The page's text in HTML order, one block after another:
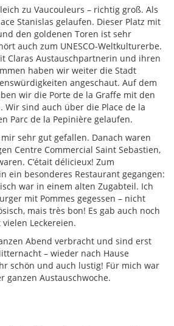
zu Vaucouleurs – richtig groß. Als
Stanislas gelaufen. Dieser Platz mit
den goldenen Toren ist sehr
auch zum UNESCO-Weltkulturerbe.
Claras Austauschpartnerin und ihren
haben wir weiter die Stadt
angeschaut. Auf dem
wir die Porte de la Graffe mit den
Wir sind auch über die Place de la
Parc de la Pepinière gelaufen.
sehr gut gefallen. Danach waren
Centre Commercial Saint Sebastien,
C’était délicieux! Zum
ein besonderes Restaurant gegangen:
war in einem alten Zugabteil. Ich
mit Pommes gegessen – nicht
mais très bon! Es gab auch noch
Leckereien.
Abend verbracht und sind erst
– wieder nach Hause
schön und auch lustig! Für mich war
ganzen Austauschwoche.